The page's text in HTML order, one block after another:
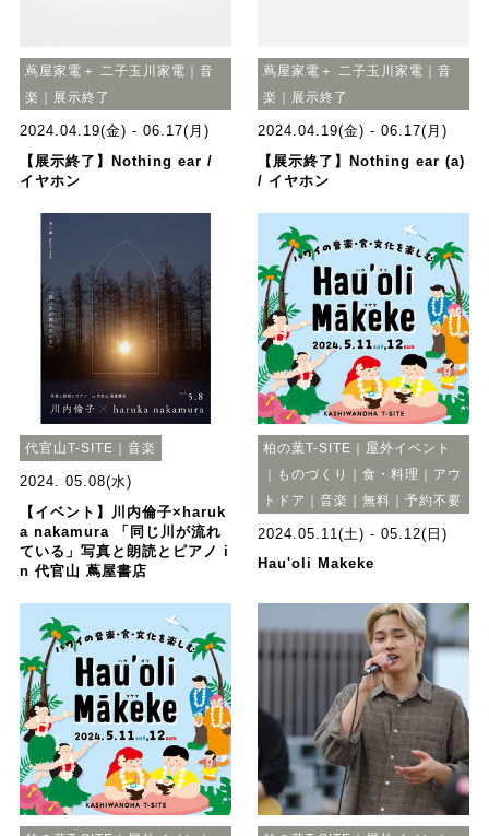
蔦屋家電＋ 二子玉川家電｜音
楽｜展示終了
2024.04.19(金) - 06.17(月)
【展示終了】Nothing ear /
イヤホン
蔦屋家電＋ 二子玉川家電｜音
楽｜展示終了
2024.04.19(金) - 06.17(月)
【展示終了】Nothing ear (a)
/ イヤホン
代官山T-SITE｜音楽
2024. 05.08(水)
【イベント】川内倫子×haruk
a nakamura 「同じ川が流れ
ている」写真と朗読とピアノ i
n 代官山 蔦屋書店
柏の葉T-SITE｜屋外イベント
｜ものづくり｜食・料理｜アウ
トドア｜音楽｜無料｜予約不要
2024.05.11(土) - 05.12(日)
Hau'oli Makeke